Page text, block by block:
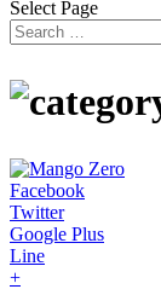
Select Page
Facebook
Twitter
Google Plus
Line
+